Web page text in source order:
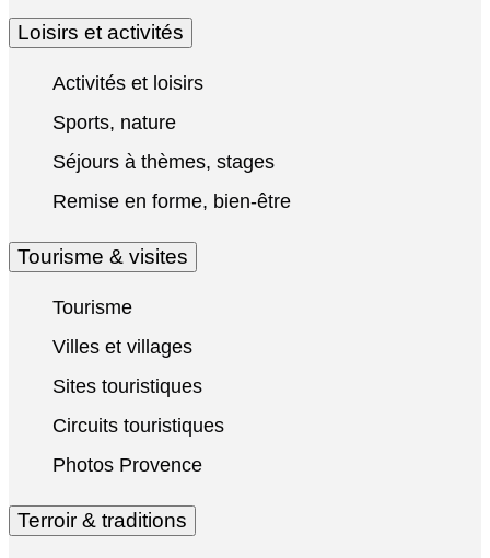
Loisirs et activités
Activités et loisirs
Sports, nature
Séjours à thèmes, stages
Remise en forme, bien-être
Tourisme & visites
Tourisme
Villes et villages
Sites touristiques
Circuits touristiques
Photos Provence
Terroir & traditions